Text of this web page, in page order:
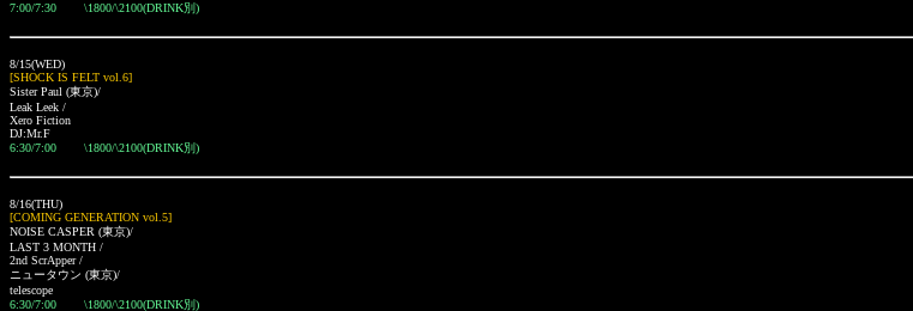
7:00/7:30 \1800/\2100(DRINK別)
8/15(WED)
[SHOCK IS FELT vol.6]
Sister Paul (東京)/
Leak Leek /
Xero Fiction
DJ:Mr.F
6:30/7:00 \1800/\2100(DRINK別)
8/16(THU)
[COMING GENERATION vol.5]
NOISE CASPER (東京)/
LAST 3 MONTH /
2nd ScrApper /
ニュータウン (東京)/
telescope
6:30/7:00 \1800/\2100(DRINK別)